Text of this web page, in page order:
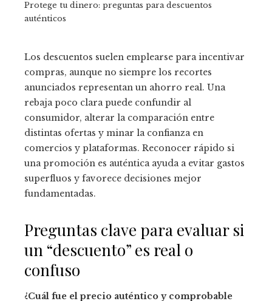
Protege tu dinero: preguntas para descuentos
auténticos
Los descuentos suelen emplearse para incentivar
compras, aunque no siempre los recortes
anunciados representan un ahorro real. Una
rebaja poco clara puede confundir al
consumidor, alterar la comparación entre
distintas ofertas y minar la confianza en
comercios y plataformas. Reconocer rápido si
una promoción es auténtica ayuda a evitar gastos
superfluos y favorece decisiones mejor
fundamentadas.
Preguntas clave para evaluar si
un “descuento” es real o
confuso
¿Cuál fue el precio auténtico y comprobable